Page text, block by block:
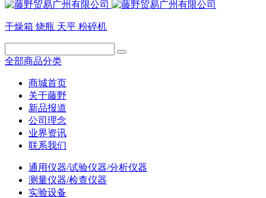
干燥箱 烧瓶 天平 粉碎机
全部商品分类
商城首页
关于藤野
新品报道
公司理念
业界资讯
联系我们
通用仪器/试验仪器/分析仪器
测量仪器/检查仪器
实验设备